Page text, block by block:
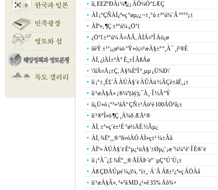
ìí, EEZºÐÀï ¼¶¿¡ ÁÖ¼Ò°£ÆÇ
ÀÏ ¡°ÇÑÀÏ¿ª»ç °øµ¿¿¬±¸°ú ±³°ú¼­´Â º°°³¡±
ÀÏº», ¶Ç ±³°ú¼­ ¿Ö°î
¿Ö°î ±³°ú¼­ Ã¤ÅÃ, ÀÏÁ¤ºÎ Áö¿ø
ìíèÝ ±¹°¡¿ø¼ö °Ý»ó¡¤¹æÀ§±º º¸À¯ ¸í¹®È­
ÀÏ, ¿ìÀÍ±³À° È¸±Í ÃßÁø
\'ìíÁ¤Ä¡±Ç, À§¾ÈºÎ º¸µµ ¿Ü¾Ð\'
ìí ¡°±¸È£´Â ÀÚÀ§´ë ÀÛÀü ½ÃÇè±âÈ¸¡±
ìí ¹æÀ§Ã» ¡®¼º(àý)¡¯À¸·Î ½Â°Ý
ìí¿Ü»ó ¡°³»³âÀº ÇÑ±¹Áö¹è 100ÁÖ³â¡±
ìí ¹®ºÎ»ó ¶Ç ¸Á¾ð ÆÄ¹®
ÀÏ, ±º»ç´ë±¹È­ °ø½ÄÈ­ ½Ãµ¿
ÀÏ, ¾Èº¸¸® ºñ»óÀÓ ÀÌ»ç±¹ ¼±Ãâ
ÀÏº» ÀÚÀ§´ë È°µ¿¹üÀ§ '±Øµ¿' ¡æ '¼¼°è'·Î È®´ë
ìí ¡°À¯¿£ ¾Èº¸¸® ÅÍÁÞ´ë°¨ µÇ°Ú´Ù¡±
Áß ÇÐÀÚµé ¼­¿ï¼­, °í±¸·Á´Â Áß±¹¿ª»ç ÁÖÀå
ìí ¹æÀ§Ã», ³»³â MD ¿¹»ê 35% Áõ¾×